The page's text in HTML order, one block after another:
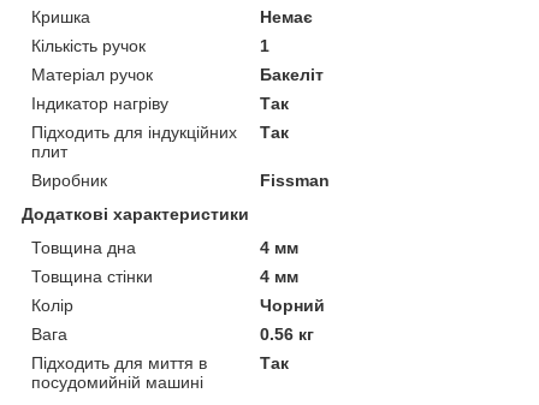
Кришка
Немає
Кількість ручок
1
Матеріал ручок
Бакеліт
Індикатор нагріву
Так
Підходить для індукційних
плит
Так
Виробник
Fissman
Додаткові характеристики
Товщина дна
4 мм
Товщина стінки
4 мм
Колір
Чорний
Вага
0.56 кг
Підходить для миття в
посудомийній машині
Так